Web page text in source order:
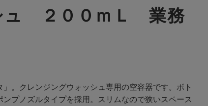
ュ ２００ｍＬ 業務
。クレンジングウォッシュ専用の空容器です。ボト
プノズルタイプを採用。スリムなので狭いスペース